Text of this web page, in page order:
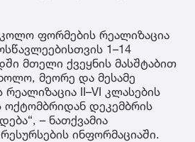
ფორმების რეალიზაცია
1–14
მთელი ქვეყნის მასშტაბით
მეორე და მესამე
II–VI კლასების
ოქტომბრიდან დეკემბრის
– ნათქვამია
ინფორმაციაში.